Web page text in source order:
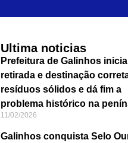
Ultima noticias
Prefeitura de Galinhos inicia
retirada e destinação
resíduos sólidos e dá fim a
problema histórico na
11/02/2026
Galinhos conquista Selo